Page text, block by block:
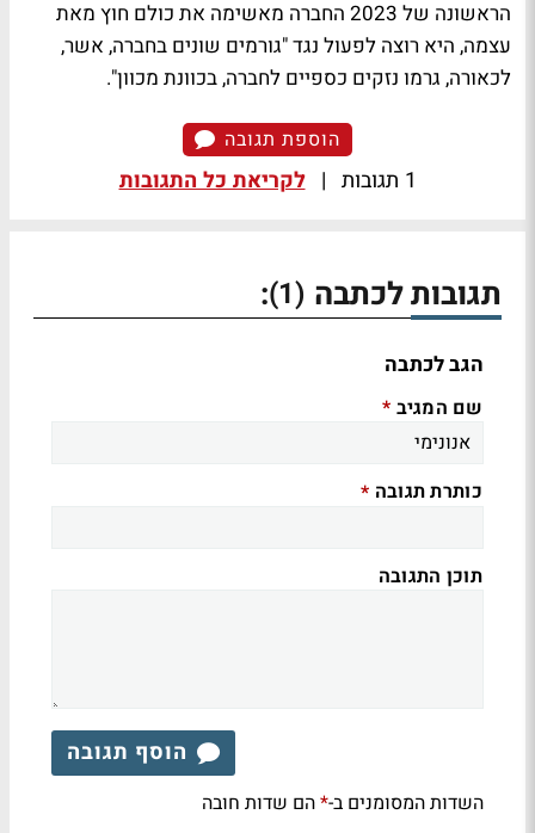
הראשונה של 2023 החברה מאשימה את כולם חוץ מאת
עצמה, היא רוצה לפעול נגד "גורמים שונים בחברה, אשר,
לכאורה, גרמו נזקים כספיים לחברה, בכוונת מכוון".
הוספת תגובה
1 תגובות | לקריאת כל התגובות
תגובות לכתבה (1)
:
הגב לכתבה
שם המגיב *
כותרת תגובה *
תוכן התגובה
הוסף תגובה
השדות המסומנים ב-*הם שדות חובה